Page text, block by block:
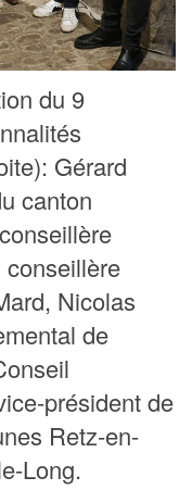
du 9
Gérard
canton
Nicolas
de
président de
Retz-en-
Long.